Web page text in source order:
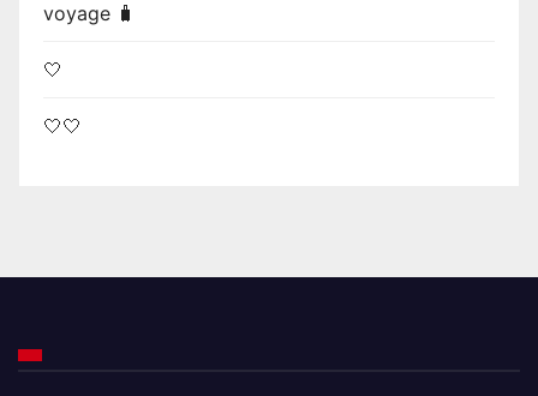
voyage 🧳
🤍
🤍🤍